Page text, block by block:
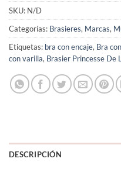
SKU: N/D
Categorías: Brasieres, Marcas,
Etiquetas: bra con encaje, Bra
con varilla, Brasier Princesse De
DESCRIPCIÓN